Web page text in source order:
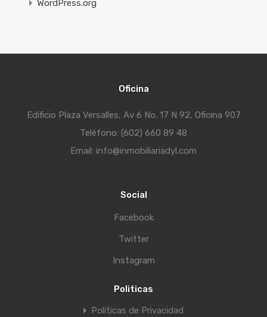
WordPress.org
Oficina
Edificio Plaza Versalles, Av 6 No. 17 N 92, Oficina 907
Teléfono: (602) 660 89 48
Email: info@inmobiliariadyl.com
Social
Facebook
Twitter
Instagram
Politicas
Políticas de Privacidad